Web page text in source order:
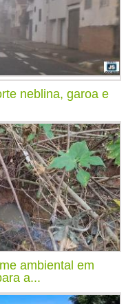
neblina, garoa e
ambiental em
a...